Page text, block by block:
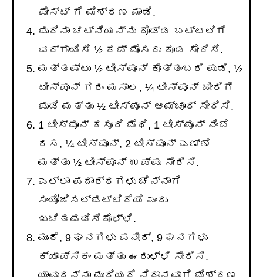
ಪೇಸ್ಟ್ ಗೆ ಮಿಶ್ರಣ ಮಾಡಿ.
ಪುದಿನಾ ಚಟ್ನಿಯನ್ನು ದೊಡ್ಡ ಬಟ್ಟಲಿಗೆ
ವರ್ಗಾಯಿಸಿ ½ ಕಪ್ ಮೊಸರು ಕೂಡ ಸೇರಿಸಿ.
ಮತ್ತಷ್ಟು ½ ಟೀಸ್ಪೂನ್ ಕೊತ್ತಂಬರಿ ಪುಡಿ, ½
ಟೀಸ್ಪೂನ್ ಗರಂ ಮಸಾಲ, ¼ ಟೀಸ್ಪೂನ್ ಜೀರಿಗೆ
ಪುಡಿ ಮತ್ತು ½ ಟೀಸ್ಪೂನ್ ಆಮ್ಚೂರ್ ಸೇರಿಸಿ.
1 ಟೀಸ್ಪೂನ್ ಕಸೂರಿ ಮೆಥಿ, 1 ಟೀಸ್ಪೂನ್ ನಿಂಬೆ
ರಸ, ¼ ಟೀಸ್ಪೂನ್, 2 ಟೀಸ್ಪೂನ್ ಎಣ್ಣೆ
ಮತ್ತು ½ ಟೀಸ್ಪೂನ್ ಉಪ್ಪು ಸೇರಿಸಿ.
ಎಲ್ಲಾ ಪದಾರ್ಥಗಳು ಚೆನ್ನಾಗಿ
ಸಂಯೋಜಿಸಲ್ಪಟ್ಟಿದೆಯೆ ಎಂದು
ಖಚಿತಪಡಿಸಿಕೊಳ್ಳಿ.
ಮುಂದೆ, 9 ಘನಗಳು ಪನೀರ್, 9 ಘನಗಳು
ಕ್ಯಾಪ್ಸಿಕಂ ಮತ್ತು ಈರುಳ್ಳಿ ಸೇರಿಸಿ.